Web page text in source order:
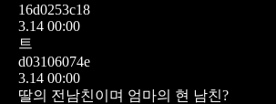
16d0253c18
3.14 00:00
트
d03106074e
3.14 00:00
딸의 전남친이며 엄마의 현 남친?